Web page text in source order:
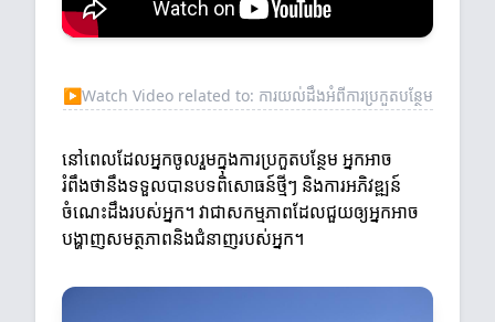
▶Watch Video related to: ការយល់ដឹងអំពីការប្រកួតបន្ថែម
នៅពេលដែលអ្នកចូលរួមក្នុងការប្រកួតបន្ថែម អ្នកអាច
រំពឹងថានឹងទទួលបានបទពិសោធន៍ថ្មីៗ និងការអភិវឌ្ឍន៍
ចំណេះដឹងរបស់អ្នក។ វាជាសកម្មភាពដែលជួយឲ្យអ្នកអាច
បង្ហាញសមត្ថភាពនិងជំនាញរបស់អ្នក។